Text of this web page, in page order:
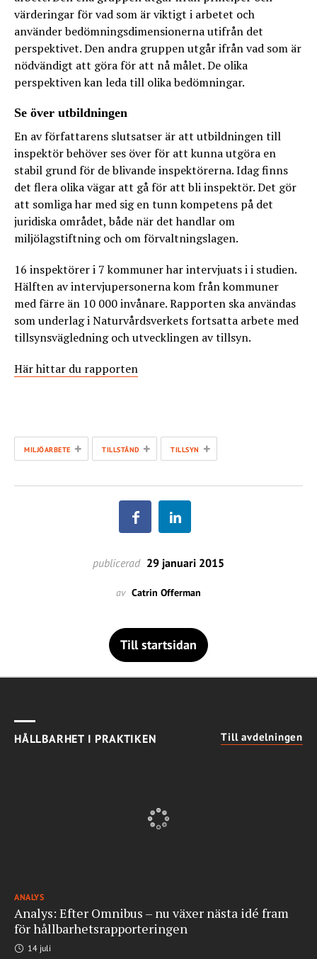
värderingar för vad som är viktigt i arbetet och
använder bedömningsdimensionerna utifrån det
perspektivet. Den andra gruppen utgår ifrån vad som är
nödvändigt att göra för att nå målet. De olika
perspektiven kan leda till olika bedömningar.
Se över utbildningen
En av författarens slutsatser är att utbildningen till
inspektör behöver ses över för att kunna utgöra en
stabil grund för de blivande inspektörerna. Idag finns
det flera olika vägar att gå för att bli inspektör. Det gör
att somliga har med sig en tunn kompetens på det
juridiska området, både när det handlar om
miljölagstiftning och om förvaltningslagen.
16 inspektörer i 7 kommuner har intervjuats i i studien.
Hälften av intervjupersonerna kom från kommuner
med färre än 10 000 invånare. Rapporten ska användas
som underlag i Naturvårdsverkets fortsatta arbete med
tillsynsvägledning och utvecklingen av tillsyn.
Här hittar du rapporten
MILJÖARBETE + TILLSTÅND + TILLSYN +
publicerad 29 januari 2015
av Catrin Offerman
Till startsidan
HÅLLBARHET I PRAKTIKEN Till avdelningen
ANALYS
Analys: Efter Omnibus – nu växer nästa idé fram
för hållbarhetsrapporteringen
14 juli